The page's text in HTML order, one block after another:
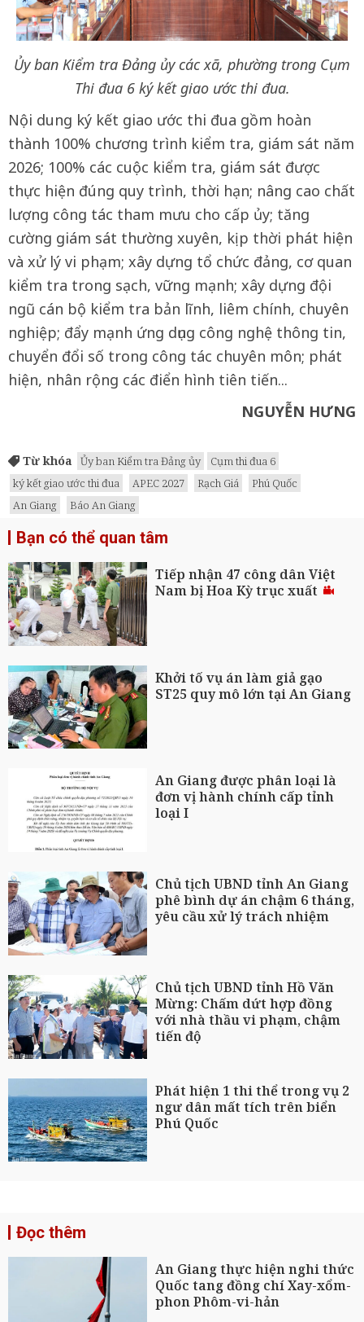
Ủy ban Kiểm tra Đảng ủy các xã, phường trong Cụm
Thi đua 6 ký kết giao ước thi đua.
Nội dung ký kết giao ước thi đua gồm hoàn
thành 100% chương trình kiểm tra, giám sát năm
2026; 100% các cuộc kiểm tra, giám sát được
thực hiện đúng quy trình, thời hạn; nâng cao chất
lượng công tác tham mưu cho cấp ủy; tăng
cường giám sát thường xuyên, kịp thời phát hiện
và xử lý vi phạm; xây dựng tổ chức đảng, cơ quan
kiểm tra trong sạch, vững mạnh; xây dựng đội
ngũ cán bộ kiểm tra bản lĩnh, liêm chính, chuyên
nghiệp; đẩy mạnh ứng dụng công nghệ thông tin,
chuyển đổi số trong công tác chuyên môn; phát
hiện, nhân rộng các điển hình tiên tiến...
NGUYỄN HƯNG
Từ khóa Ủy ban Kiểm tra Đảng ủy
Cụm thi đua 6
ký kết giao ước thi đua
APEC 2027 Rạch Giá
Phú Quốc
An Giang
Báo An Giang
Bạn có thể quan tâm
Tiếp nhận 47 công dân Việt
Nam bị Hoa Kỳ trục xuất
Khởi tố vụ án làm giả gạo
ST25 quy mô lớn tại An Giang
An Giang được phân loại là
đơn vị hành chính cấp tỉnh
loại I
Chủ tịch UBND tỉnh An Giang
phê bình dự án chậm 6 tháng,
yêu cầu xử lý trách nhiệm
Chủ tịch UBND tỉnh Hồ Văn
Mừng: Chấm dứt hợp đồng
với nhà thầu vi phạm, chậm
tiến độ
Phát hiện 1 thi thể trong vụ 2
ngư dân mất tích trên biển
Phú Quốc
Đọc thêm
An Giang thực hiện nghi thức
Quốc tang đồng chí Xay-xổm-
phon Phôm-vi-hản